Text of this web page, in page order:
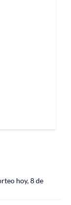
hoy, 8 de